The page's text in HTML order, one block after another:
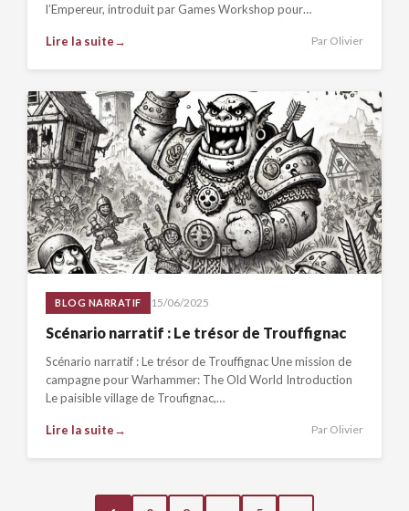
l’Empereur, introduit par Games Workshop pour
Lire la suite
Par Olivier
BLOG NARRATIF 15/06/2025
Scénario narratif : Le trésor de Trouffignac
Scénario narratif : Le trésor de Trouffignac Une mission de
campagne pour Warhammer: The Old World Introduction
Le paisible village de Troufignac,…
Lire la suite Par Olivier